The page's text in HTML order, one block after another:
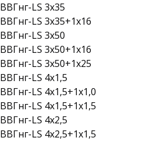
ВВГнг-LS 3х35
ВВГнг-LS 3х35+1х16
ВВГнг-LS 3х50
ВВГнг-LS 3х50+1х16
ВВГнг-LS 3х50+1х25
ВВГнг-LS 4х1,5
ВВГнг-LS 4х1,5+1х1,0
ВВГнг-LS 4х1,5+1х1,5
ВВГнг-LS 4х2,5
ВВГнг-LS 4х2,5+1х1,5